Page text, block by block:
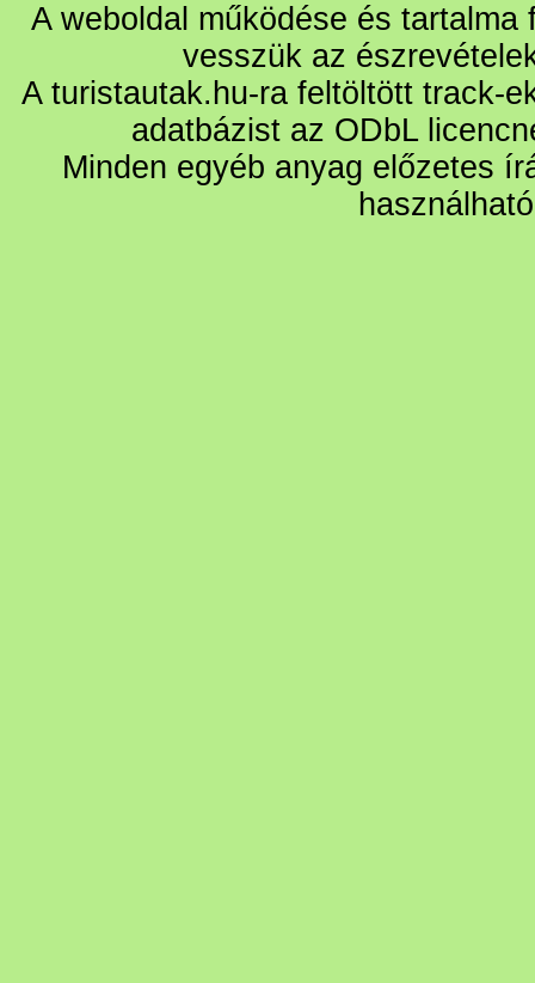
A weboldal működése és
vesszük az
A turistautak.hu-ra feltöltött track-
adatbázist az ODbL
Minden egyéb anyag előzetes